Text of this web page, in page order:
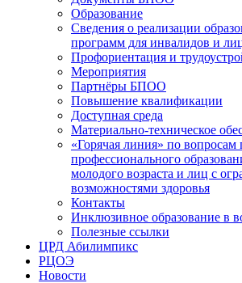
Образование
Сведения о реализации
программ для инвалидов и
Профориентация и
Мероприятия
Партнёры БПОО
Повышение квалификации
Доступная среда
Материально-техническое
«Горячая линия» по вопросам
профессионального
молодого возраста и лиц с
возможностями здоровья
Контакты
Инклюзивное образование в
Полезные ссылки
ЦРД Абилимпикс
РЦОЭ
Новости